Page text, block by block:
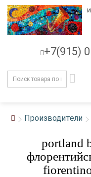
+7(915)
Производители
portland